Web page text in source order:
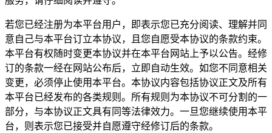
若您已经注册为本平台用户，即表示您已充分阅读、理解并同
意自己与本平台订立本协议，且您自愿受本协议的条款约束。
本平台有权随时变更本协议并在本平台网站上予以公告。经修
订的条款一经在网站公布后，立即自动生效。如您不同意相关
变更，必须停止使用本平台。本协议内容包括协议正文及所有
本平台已经发布的各类规则。所有规则为本协议不可分割的一
部分，与本协议正文具有同等法律效力。一旦您继续使用本平
台，则表示您已接受并自愿遵守经修订后的条款。